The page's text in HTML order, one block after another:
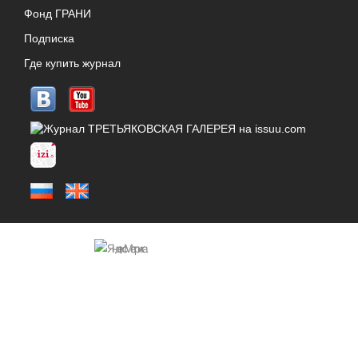
Фонд ГРАНИ
Подписка
Где купить журнал